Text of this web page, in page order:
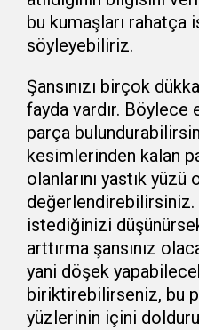
bu kumaşları
söyleyebiliriz.
Şansınızı birçok
fayda vardır.
parça
kesimlerinden kalan
olanlarını yastık yüzü
değerlendirebilirsiniz.
istediğinizi düşünürsek
arttırma şansınız
yani döşek
biriktirebilirseniz, bu
yüzlerinin içini